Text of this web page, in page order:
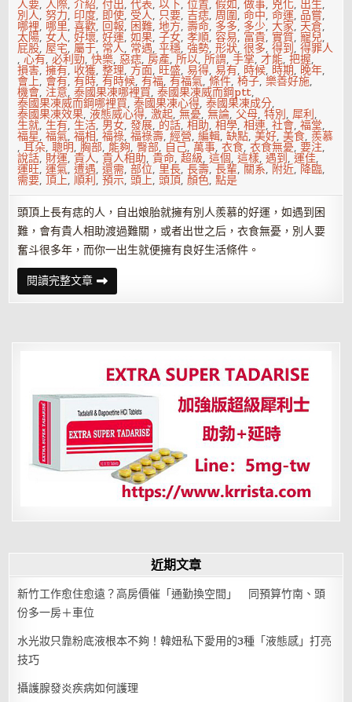
人要,人際,介紹,付出,代表,以下,位置,假如,做事, 兇化, 出生,
別人,努力, 印度, 即使, 受人, 只要,吉痣,周圍,命中,命運, 品嘗,
哪裡, 哪里,喜歡, 回報, 困難,地方,壽命, 多多, 多少,大家, 天倉,
太陽,女人,好壞,好運,如果,子女,孝順,容易, 富貴,實質,寵兒,
屁股, 屋宅,屬于, 常人, 常遇,平穩,強勢,形狀,很多,得到,得罪人
,心有,必利勁,快樂,惡痣,房產,所以,所謂,手掌,才能,把握,
損害,擁有, 收獲,整理, 方面, 旺盛,易得,易有, 時候, 時期, 晚年,
會上, 會有,有時,有時候,有福,有福氣,條件,椅子,樂善好施,
機會, 注意,泰國果凍哪裡買,泰國果凍威而鋼ptt,
泰國果凍威而鋼哪裡買,泰國果凍心得,泰國果凍成分,
泰國果凍效果,液態威心得,激起,無憂,無論,父母,特別,犀利,
生就,生有,生活, 男女,發展, 的話,相助,相學,相連,社會,福堂,
福星,福氣,福相,福祿,福祿壽,經營,編輯,缺點,美好,美食,羨慕
,耳朵,聰明,胸部, 能夠,臀部, 自己,萬事,衣食,衣食無憂,要注,
說話, 財運,貴人,貴人相助,貴命,超級,這個,這樣,遇到,運佳,
運旺,運氣,遭遇,還需,部位,里長,長壽,長輩, 關系, 附近, 降臨,
需要,頂上,順利,預示,頭上,頭頂,顏色,點是
頭頂上長有痣的人，自出娘胎就擁有別人羨慕的好運，如遇到困
難，會有貴人相助渡過難關，或者出世之后，衣食無憂，別人要
奮斗很多年，而你一出生就便擁有良好生活條件。
閱讀完整文章哪
里
長
你
氣
近期文章
新竹工作愈住愈遠？高房價催「通勤換空間」 同預算竹南、頭
份多一房＋車位
水光妝只靠粉底液根本不夠！韓妞私下愛用的3種「液態感」打亮
技巧
攝護腺發炎疾病如何護理